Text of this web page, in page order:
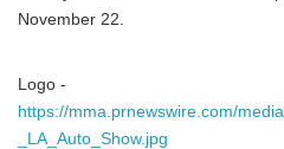
November 22.
Logo -
https://mma.prnewswire.com/
_LA_Auto_Show.jpg